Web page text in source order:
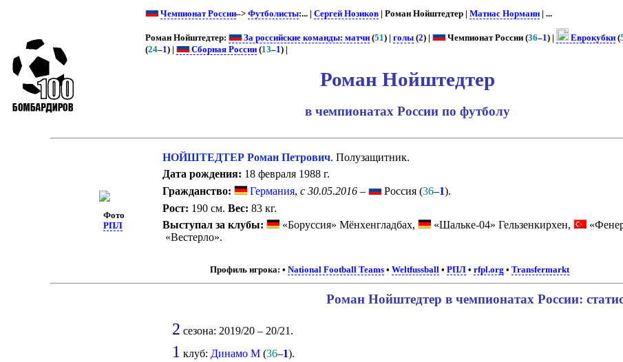
Чемпионат России–>Футболисты:... |Сергей Нозиков | Роман Нойштедтер |Матиас Норманн | ...
Роман Нойштедтер: За российские команды: матчи (51) |голы (2) | Чемпионат России (36–1) | Еврокубки (
(24–1) | Сборная России (13–1) |
Роман Нойштедтер
в чемпионатах России по футболу
Фото
РПЛ
НОЙШТЕДТЕР Роман Петрович. Полузащитник.
Дата рождения: 18 февраля 1988 г.
Гражданство:
Германия, с 30.05.2016– Россия (36–1).
Рост: 190 см. Вес: 83 кг.
Выступал за клубы:
«Боруссия» Мёнхенгладбах, «Шальке-04» Гельзенкирхен,
«Вестерло».
Профиль игрока: •National Football Teams •Weltfussball •РПЛ •rfpl.org •Transfermarkt
Роман Нойштедтер в чемпионатах России:
2 сезона: 2019/20 – 20/21.
1 клуб: Динамо М (36–1).